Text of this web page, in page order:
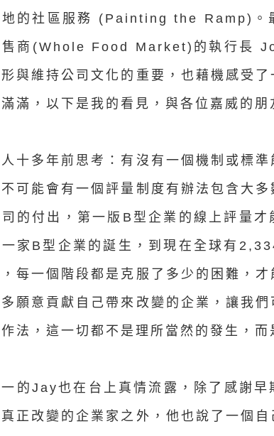
地的社區服務 (Painting the Ramp)。
售商(Whole Food Market)的執行長
與維持公司文化的重要，也藉機感受
滿，以下是我的看見，與各位嘉威的朋
十多年前思考：有沒有一個機制或標
可能會有一個評量制度有辦法包含大
的付出，第一版B型企業的線上評量
一家B型企業的誕生，到現在全球有
，每一個階段都是克服了多少的困難，
願意貢獻自己帶來改變的企業，讓我
法，這一切都不是理所當然的發生，而
的Jay也在台上真情流露，除了感謝
正改變的企業家之外，他也說了一個